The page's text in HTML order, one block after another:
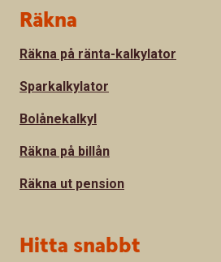
Sidfot
Räkna
Räkna på ränta-kalkylator
Sparkalkylator
Bolånekalkyl
Räkna på billån
Räkna ut pension
Hitta snabbt